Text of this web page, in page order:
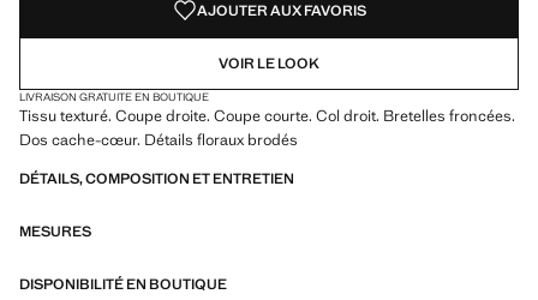
AJOUTER AUX FAVORIS
VOIR LE LOOK
LIVRAISON GRATUITE EN BOUTIQUE
Tissu texturé. Coupe droite. Coupe courte. Col droit. Bretelles froncées.
Dos cache-cœur. Détails floraux brodés
DÉTAILS, COMPOSITION ET ENTRETIEN
MESURES
DISPONIBILITÉ EN BOUTIQUE